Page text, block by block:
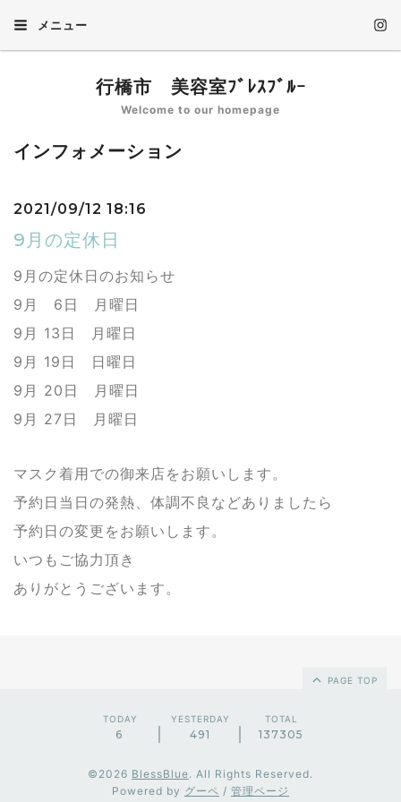
メニュー
行橋市 美容室ﾌﾞﾚｽﾌﾞﾙｰ
Welcome to our homepage
インフォメーション
2021/09/12 18:16
9月の定休日
9月の定休日のお知らせ
9月 6日 月曜日
9月 13日 月曜日
9月 19日 日曜日
9月 20日 月曜日
9月 27日 月曜日
マスク着用での御来店をお願いします。
予約日当日の発熱、体調不良などありましたら
予約日の変更をお願いします。
いつもご協力頂き
ありがとうございます。
PAGE TOP
TODAY
6
YESTERDAY
491
TOTAL
137305
©2026 BlessBlue. All Rights Reserved.
Powered by グーペ / 管理ページ